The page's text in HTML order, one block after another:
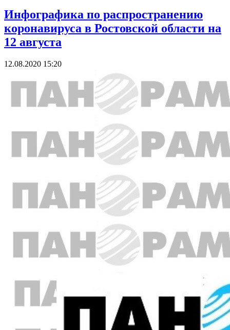
Инфографика по распространению
коронавируса в Ростовской области на
12 августа
12.08.2020 15:20